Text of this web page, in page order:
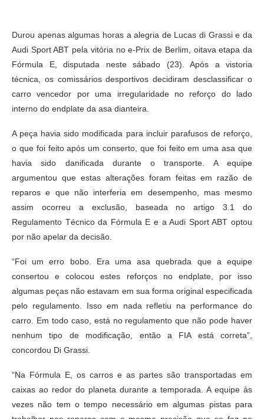
Durou apenas algumas horas a alegria de Lucas di Grassi e da
Audi Sport ABT pela vitória no e-Prix de Berlim, oitava etapa da
Fórmula E, disputada neste sábado (23). Após a vistoria
técnica, os comissários desportivos decidiram desclassificar o
carro vencedor por uma irregularidade no reforço do lado
interno do endplate da asa dianteira.
A peça havia sido modificada para incluir parafusos de reforço,
o que foi feito após um conserto, que foi feito em uma asa que
havia sido danificada durante o transporte. A equipe
argumentou que estas alterações foram feitas em razão de
reparos e que não interferia em desempenho, mas mesmo
assim ocorreu a exclusão, baseada no artigo 3.1 do
Regulamento Técnico da Fórmula E e a Audi Sport ABT optou
por não apelar da decisão.
“Foi um erro bobo. Era uma asa quebrada que a equipe
consertou e colocou estes reforços no endplate, por isso
algumas peças não estavam em sua forma original especificada
pelo regulamento. Isso em nada refletiu na performance do
carro. Em todo caso, está no regulamento que não pode haver
nenhum tipo de modificação, então a FIA está correta”,
concordou Di Grassi.
“Na Fórmula E, os carros e as partes são transportadas em
caixas ao redor do planeta durante a temporada. A equipe às
vezes não tem o tempo necessário em algumas pistas para